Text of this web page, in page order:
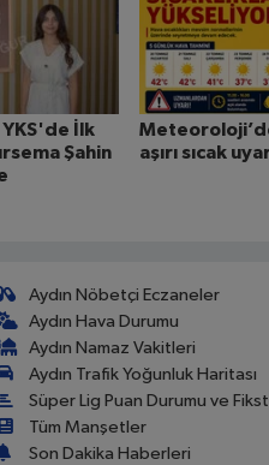
İlk
Şahin
aşırı sıcak
Aydın Nöbetçi Eczaneler
Aydın Hava Durumu
Aydın Namaz Vakitleri
Aydın Trafik Yoğunluk Haritası
Süper Lig Puan Durumu ve
Tüm Manşetler
Son Dakika Haberleri